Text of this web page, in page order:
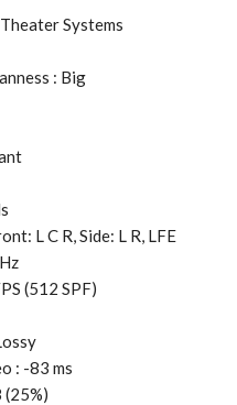
Systems
: Big
L C R, Side: L R, LFE
(512 SPF)
: -83 ms
(25%)